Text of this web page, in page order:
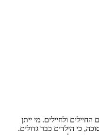
ולחיילים. מי ייתן
כי הילדים כבר גדולים.